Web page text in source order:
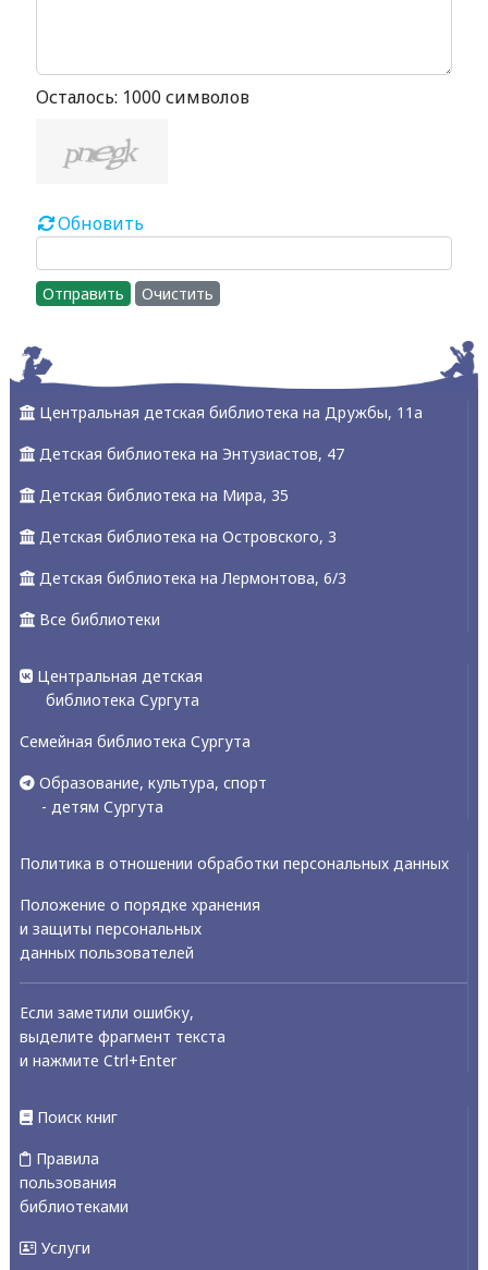
Осталось: 1000 символов
Обновить
Отправить Очистить
Центральная детская библиотека на Дружбы, 11а
Детская библиотека на Энтузиастов, 47
Детская библиотека на Мира, 35
Детская библиотека на Островского, 3
Детская библиотека на Лермонтова, 6/3
Все библиотеки
Центральная детская
библиотека Сургута
Семейная библиотека Сургута
Образование, культура, спорт
- детям Сургута
Политика в отношении обработки персональных данных
Положение о порядке хранения
и защиты персональных
данных пользователей
Если заметили ошибку,
выделите фрагмент текста
и нажмите Ctrl+Enter
Поиск книг
Правила
пользования
библиотеками
Услуги